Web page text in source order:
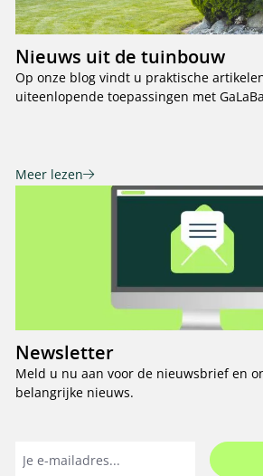
Nieuws uit de tuinbouw
Op onze blog vindt u praktische
uiteenlopende toepassingen met
Meer lezen
Newsletter
Meld u nu aan voor de nieuwsbrief en
belangrijke nieuws.